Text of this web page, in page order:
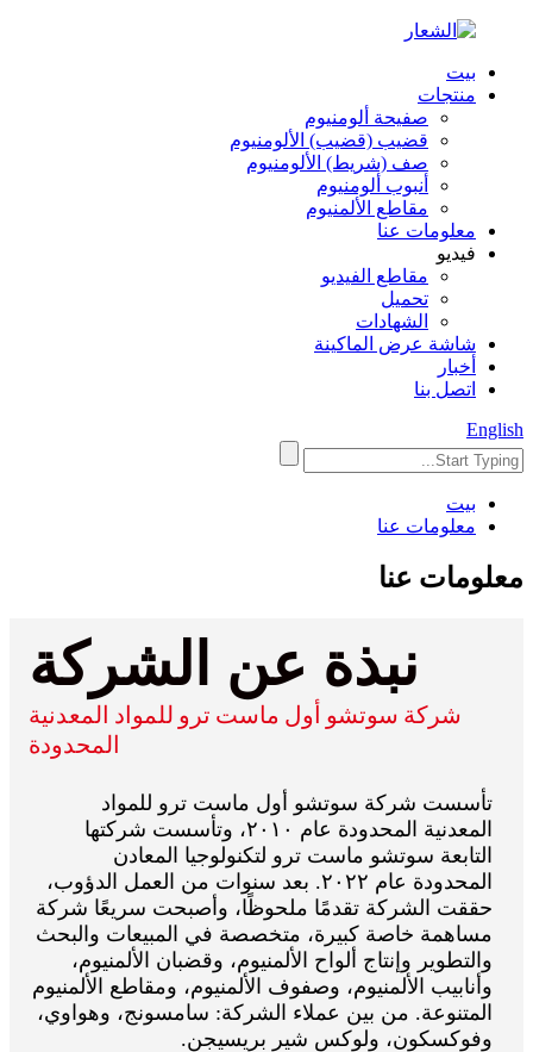
بيت
منتجات
صفيحة ألومنيوم
قضيب (قضيب) الألومنيوم
صف (شريط) الألومنيوم
أنبوب ألومنيوم
مقاطع الألمنيوم
معلومات عنا
فيديو
مقاطع الفيديو
تحميل
الشهادات
شاشة عرض الماكينة
أخبار
اتصل بنا
English
بيت
معلومات عنا
معلومات عنا
نبذة عن الشركة
شركة سوتشو أول ماست ترو للمواد المعدنية
المحدودة
تأسست شركة سوتشو أول ماست ترو للمواد
المعدنية المحدودة عام ٢٠١٠، وتأسست شركتها
التابعة سوتشو ماست ترو لتكنولوجيا المعادن
المحدودة عام ٢٠٢٢. بعد سنوات من العمل الدؤوب،
حققت الشركة تقدمًا ملحوظًا، وأصبحت سريعًا شركة
مساهمة خاصة كبيرة، متخصصة في المبيعات والبحث
والتطوير وإنتاج ألواح الألمنيوم، وقضبان الألمنيوم،
وأنابيب الألمنيوم، وصفوف الألمنيوم، ومقاطع الألمنيوم
المتنوعة. من بين عملاء الشركة: سامسونج، وهواوي،
وفوكسكون، ولوكس شير بريسيجن.